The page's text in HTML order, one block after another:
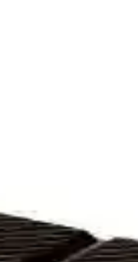
gelen tüketiciler
sunulur, tatlı